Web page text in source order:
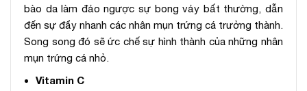
bào da làm đảo ngược sự bong vảy bất thường, dẫn
đến sự đẩy nhanh các nhân mụn trứng cá trưởng thành.
Song song đó sẽ ức chế sự hình thành của những nhân
mụn trứng cá nhỏ.
Vitamin C